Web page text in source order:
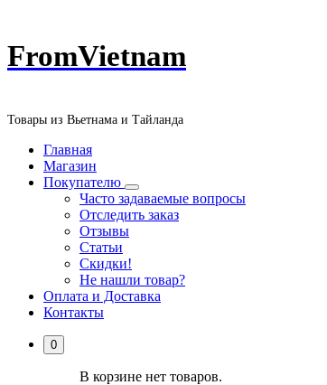
Перейти
к
FromVietnam
Товары из Вьетнама и Тайланда
Главная
Магазин
Покупателю
Часто задаваемые вопросы
Отследить заказ
Отзывы
Статьи
Скидки!
Не нашли товар?
Оплата и Доставка
Контакты
0
В корзине нет товаров.